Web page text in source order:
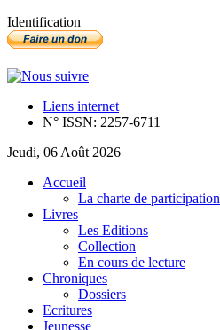
Identification
Liens internet
N° ISSN: 2257-6711
Jeudi, 06 Août 2026
Accueil
La charte de participation
Livres
Les Editions
Collection
En cours de lecture
Chroniques
Dossiers
Ecritures
Jeunesse